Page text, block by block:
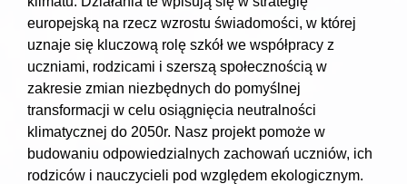
europejską na rzecz wzrostu świadomości, w której
uznaje się kluczową rolę szkół we współpracy z
uczniami, rodzicami i szerszą społecznością w
zakresie zmian niezbędnych do pomyślnej
transformacji w celu osiągnięcia neutralności
klimatycznej do 2050r. Nasz projekt pomoże w
budowaniu odpowiedzialnych zachowań uczniów, ich
rodziców i nauczycieli pod względem ekologicznym.